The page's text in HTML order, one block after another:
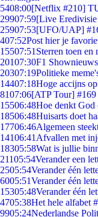
5408:00[Netflix #210]
29907:59[Live
25907:53[UFO/UAP]
407:52Post hier je
15507:51 Sterren toen en
20107:30F1
20307:19Politieke
14407:18Hoge accijns
8107:06[ATP Tour]
15506:48Hoe denkt God
18506:48Huisarts doet
17706:46Algemeen
14106:41 Afvallen met
18305:58Wat is jullie
21105:54Verander een
2505:54Verander één
6005:51Verander één
15305:48Verander één
4705:38Het hele alfabet
9905:24Nederlandse